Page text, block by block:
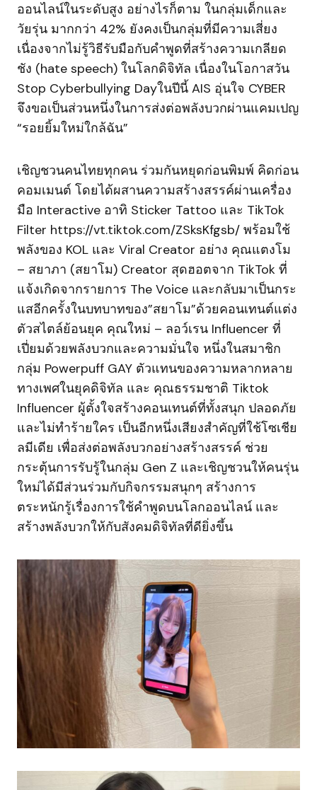
ออนไลน์ในระดับสูง อย่างไรก็ตาม ในกลุ่มเด็กและ
วัยรุ่น มากกว่า 42% ยังคงเป็นกลุ่มที่มีความเสี่ยง
เนื่องจากไม่รู้วิธีรับมือกับคำพูดที่สร้างความเกลียด
ชัง (hate speech) ในโลกดิจิทัล เนื่องในโอกาสวัน
Stop Cyberbullying Dayในปีนี้ AIS อุ่นใจ CYBER
จึงขอเป็นส่วนหนึ่งในการส่งต่อพลังบวกผ่านแคมเปญ
“รอยยิ้มใหม่ใกล้ฉัน”
เชิญชวนคนไทยทุกคน ร่วมกันหยุดก่อนพิมพ์ คิดก่อน
คอมเมนต์ โดยได้ผสานความสร้างสรรค์ผ่านเครื่อง
มือ Interactive อาทิ Sticker Tattoo และ TikTok
Filter https://vt.tiktok.com/ZSksKfgsb/ พร้อมใช้
พลังของ KOL และ Viral Creator อย่าง คุณแตงโม
– สยาภา (สยาโม) Creator สุดฮอตจาก TikTok ที่
แจ้งเกิดจากรายการ The Voice และกลับมาเป็นกระ
แสอีกครั้งในบทบาทของ”สยาโม”ด้วยคอนเทนต์แต่ง
ตัวสไตล์ย้อนยุค คุณใหม่ – ลอว์เรน Influencer ที่
เปี่ยมด้วยพลังบวกและความมั่นใจ หนึ่งในสมาชิก
กลุ่ม Powerpuff GAY ตัวแทนของความหลากหลาย
ทางเพศในยุคดิจิทัล และ คุณธรรมชาติ Tiktok
Influencer ผู้ตั้งใจสร้างคอนเทนต์ที่ทั้งสนุก ปลอดภัย
และไม่ทำร้ายใคร เป็นอีกหนึ่งเสียงสำคัญที่ใช้โซเชีย
ลมีเดีย เพื่อส่งต่อพลังบวกอย่างสร้างสรรค์ ช่วย
กระตุ้นการรับรู้ในกลุ่ม Gen Z และเชิญชวนให้คนรุ่น
ใหม่ได้มีส่วนร่วมกับกิจกรรมสนุกๆ สร้างการ
ตระหนักรู้เรื่องการใช้คำพูดบนโลกออนไลน์ และ
สร้างพลังบวกให้กับสังคมดิจิทัลที่ดียิ่งขึ้น